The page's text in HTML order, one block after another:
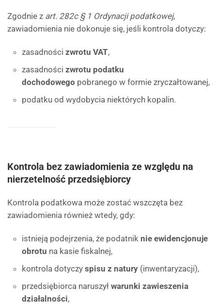
Zgodnie z art. 282c § 1 Ordynacji podatkowej,
zawiadomienia nie dokonuje się, jeśli kontrola dotyczy:
zasadności zwrotu VAT,
zasadności zwrotu podatku
dochodowego pobranego w formie zryczałtowanej,
podatku od wydobycia niektórych kopalin.
Kontrola bez zawiadomienia ze względu na
nierzetelność przedsiębiorcy
Kontrola podatkowa może zostać wszczęta bez
zawiadomienia również wtedy, gdy:
istnieją podejrzenia, że podatnik nie ewidencjonuje
obrotu na kasie fiskalnej,
kontrola dotyczy spisu z natury (inwentaryzacji),
przedsiębiorca naruszył warunki zawieszenia
działalności,